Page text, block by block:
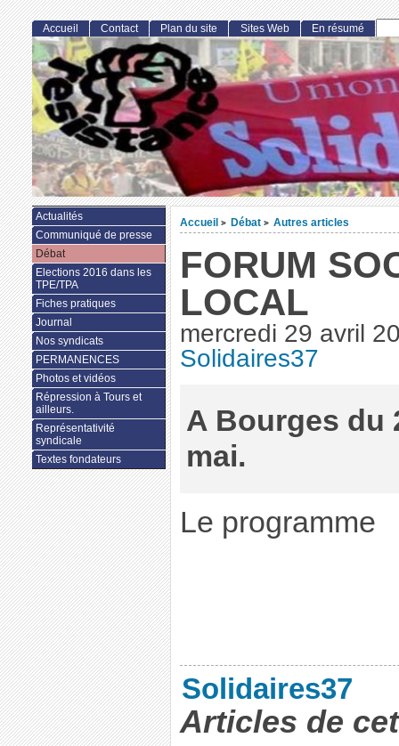
Accueil > Débat > Autres articles
FORUM
LOCAL
mercredi 29 avril
Solidaires37
A Bourges du
mai.
Le programme
Solidaires37
Articles de
Accueil Contact Plan du site Sites Web En résumé
Actualités
Communiqué de presse
Débat
Elections 2016 dans les
TPE/TPA
Fiches pratiques
Journal
Nos syndicats
PERMANENCES
Photos et vidéos
Répression à Tours et
ailleurs.
Représentativité
syndicale
Textes fondateurs